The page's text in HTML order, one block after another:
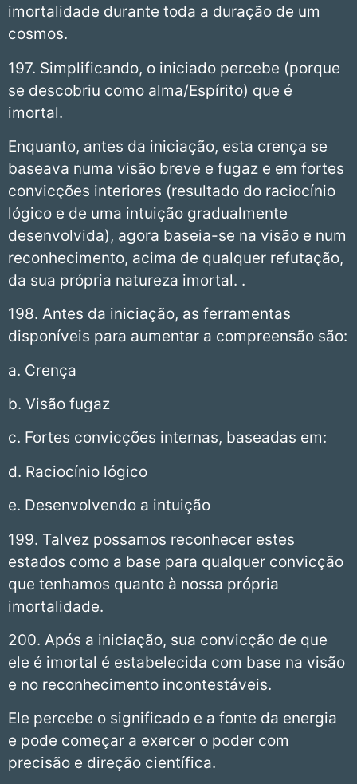
imortalidade durante toda a duração de um
cosmos.
197. Simplificando, o iniciado percebe (porque
se descobriu como alma/Espírito) que é
imortal.
Enquanto, antes da iniciação, esta crença se
baseava numa visão breve e fugaz e em fortes
convicções interiores (resultado do raciocínio
lógico e de uma intuição gradualmente
desenvolvida), agora baseia-se na visão e num
reconhecimento, acima de qualquer refutação,
da sua própria natureza imortal. .
198. Antes da iniciação, as ferramentas
disponíveis para aumentar a compreensão são:
a. Crença
b. Visão fugaz
c. Fortes convicções internas, baseadas em:
d. Raciocínio lógico
e. Desenvolvendo a intuição
199. Talvez possamos reconhecer estes
estados como a base para qualquer convicção
que tenhamos quanto à nossa própria
imortalidade.
200. Após a iniciação, sua convicção de que
ele é imortal é estabelecida com base na visão
e no reconhecimento incontestáveis.
Ele percebe o significado e a fonte da energia
e pode começar a exercer o poder com
precisão e direção científica.